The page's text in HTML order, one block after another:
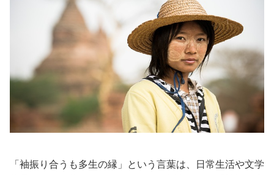
「袖振り合うも多生の縁」という言葉は、日常生活や文学